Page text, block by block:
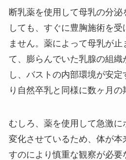
断乳薬を使用して母乳の分泌
しても、すぐに豊胸施術を受
ません。薬によって母乳が止
て、膨らんでいた乳腺の組織
し、バストの内部環境が安
り自然卒乳と同様に数ヶ月の
むしろ、薬を使用して急激に
変化させているため、体が本
すのにより慎重な観察が必要